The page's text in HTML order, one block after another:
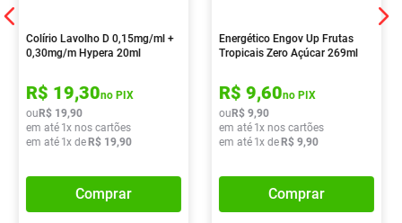
Colírio Lavolho D 0,15mg/ml +
0,30mg/m Hypera 20ml
R$ 19,30no PIX
ou R$ 19,90
em até 1x nos cartões
em até 1x de R$ 19,90
Comprar
Energético Engov Up Frutas
Tropicais Zero Açúcar 269ml
R$ 9,60no PIX
ou R$ 9,90
em até 1x nos cartões
em até 1x de R$ 9,90
Comprar